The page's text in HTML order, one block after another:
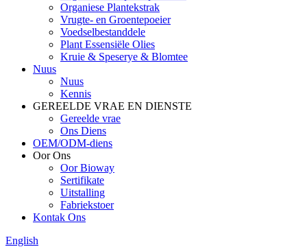
Organiese Plantekstrak
Vrugte- en Groentepoeier
Voedselbestanddele
Plant Essensiële Olies
Kruie & Speserye & Blomtee
Nuus
Nuus
Kennis
GEREELDE VRAE EN DIENSTE
Gereelde vrae
Ons Diens
OEM/ODM-diens
Oor Ons
Oor Bioway
Sertifikate
Uitstalling
Fabriekstoer
Kontak Ons
English